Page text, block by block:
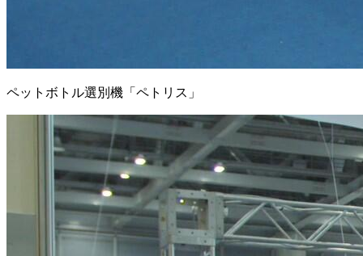
ペットボトル選別機「ペトリス」